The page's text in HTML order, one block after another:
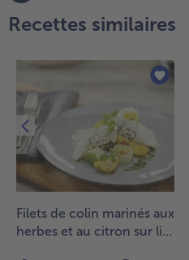
les
sauce.
à
du
du
et
Recettes similaires
Filets de colin marinés aux
herbes et au citron sur lit